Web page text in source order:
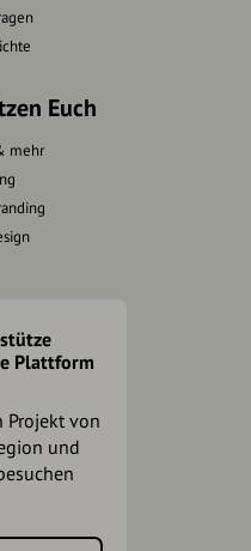
Euch
mehr
Plattform
Projekt von
und